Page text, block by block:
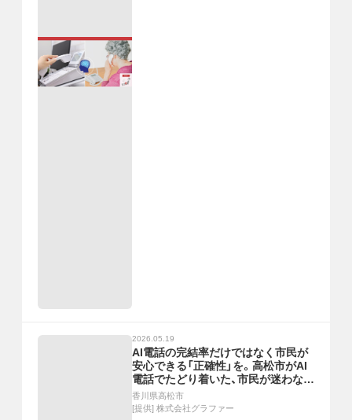
2026.05.19
AI電話の完結率だけではなく市民が
安心できる「正確性」を。高松市がAI
電話でたどり着いた、市民が迷わない
ための最適解
香川県高松市
[提供] 株式会社グラファー